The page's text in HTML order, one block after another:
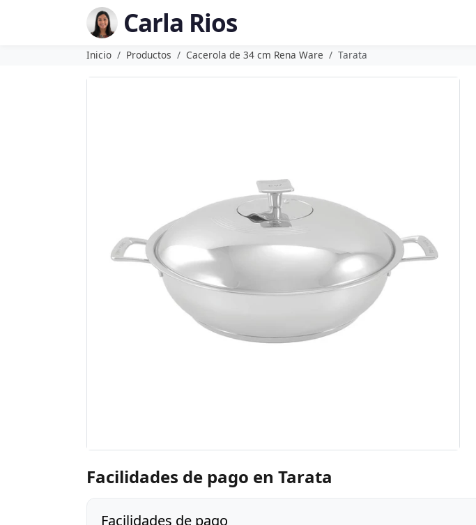
Carla Rios
Inicio Productos Cacerola de 34 cm Rena Ware Tarata
Facilidades de pago en Tarata
Facilidades de pago